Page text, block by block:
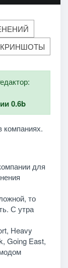
0.6b
для
то
С утра
Heavy
Going East,